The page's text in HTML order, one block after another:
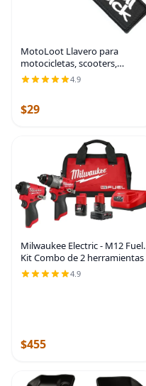
MotoLoot Llavero para
motocicletas, scooters,
coches y regalos
4.9
$29
Milwaukee Electric - M12 Fuel.
Kit Combo de 2 herramientas
4.9
$455